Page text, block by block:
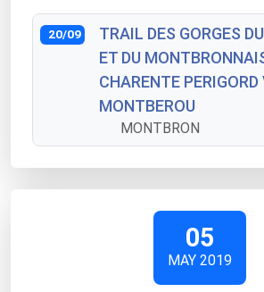
20/09
TRAIL DES GORGES
ET DU
CHARENTE
MONTBEROU
MONTBRON
05
MAY 2019